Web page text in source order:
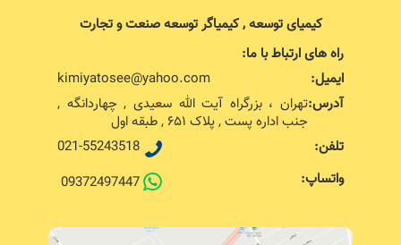
کیمیای توسعه , کیمیاگر توسعه صنعت و تجارت
راه های ارتباط با ما:
ایمیل:
kimiyatosee@yahoo.com
آدرس:تهران ، بزرگراه آیت الله سعیدی , چهاردانگه ,
جنب اداره پست , پلاک ۶۵۱ , طبقه اول
تلفن:
021-55243518
واتساپ:
09372497447